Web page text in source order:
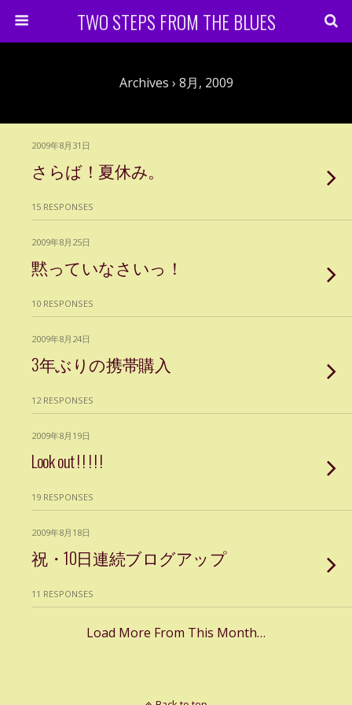
TWO STEPS FROM THE BLUES
Archives › 8月, 2009
2009年8月31日
さらば！夏休み。
15 RESPONSES
2009年8月25日
黙っていなさいっ！
10 RESPONSES
2009年8月24日
3年ぶりの携帯購入
12 RESPONSES
2009年8月19日
Look out ! ! ! ! !
19 RESPONSES
2009年8月18日
祝・10日連続ブログアップ
11 RESPONSES
Load More From This Month…